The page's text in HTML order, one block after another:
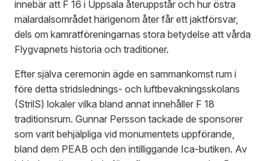
innebär att F 16 i Uppsala återuppstår och hur östra
mälardalsområdet härigenom åter får ett jaktförsvar,
dels om kamratföreningarnas stora betydelse att vårda
Flygvapnets historia och traditioner.
Efter själva ceremonin ägde en sammankomst rum i
före detta stridslednings- och luftbevakningsskolans
(StrilS) lokaler vilka bland annat innehåller F 18
traditionsrum. Gunnar Persson tackade de sponsorer
som varit behjälpliga vid monumentets uppförande,
bland dem PEAB och den intilliggande Ica-butiken. Av